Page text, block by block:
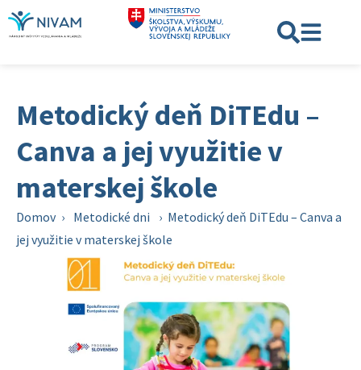
Metodický deň DiTEdu –
Canva a jej využitie v
materskej škole
Domov › Metodické dni › Metodický deň DiTEdu – Canva a
jej využitie v materskej škole